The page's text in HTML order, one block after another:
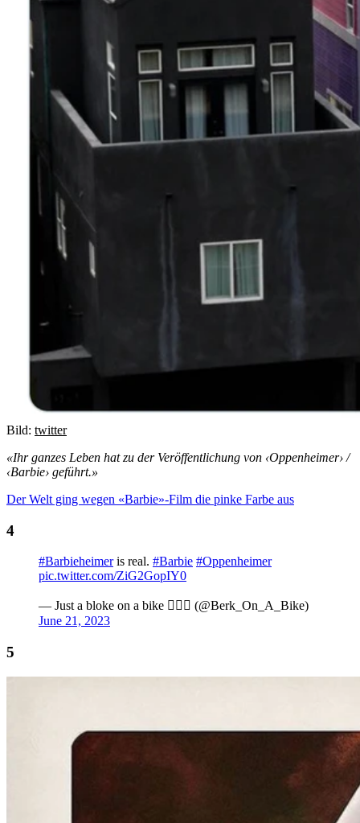
Bild: twitter
«Ihr ganzes Leben hat zu der Veröffentlichung von ‹Oppenheimer› /
‹Barbie› geführt.»
Der Welt ging wegen «Barbie»-Film die pinke Farbe aus
#Barbieheimeris real. #Barbie #Oppenheimer
pic.twitter.com/ZiG2GopIY0
— Just a bloke on a bike 🚵🏻‍♂️ (@Berk_On_A_Bike)
June 21, 2023